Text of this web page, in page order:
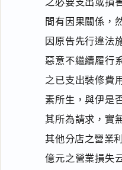
間有因果關係，
因原告先行違法
惡意不繼續履行
之已支出裝修費
素所生，與伊是
其所為請求，實
其他分店之營業
億元之營業損失